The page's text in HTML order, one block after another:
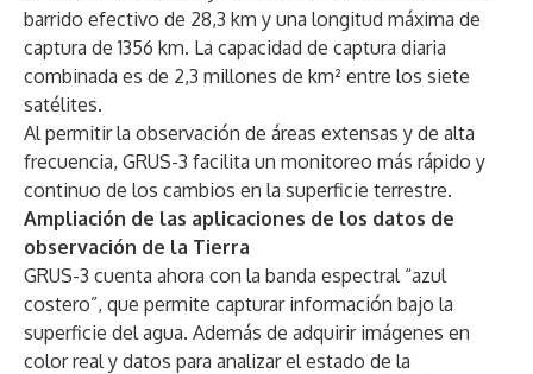
barrido efectivo de 28,3 km y una longitud máxima de
captura de 1356 km. La capacidad de captura diaria
combinada es de 2,3 millones de km² entre los siete
satélites.
Al permitir la observación de áreas extensas y de alta
frecuencia, GRUS-3 facilita un monitoreo más rápido y
continuo de los cambios en la superficie terrestre.
Ampliación de las aplicaciones de los datos de
observación de la Tierra
GRUS-3 cuenta ahora con la banda espectral “azul
costero”, que permite capturar información bajo la
superficie del agua. Además de adquirir imágenes en
color real y datos para analizar el estado de la